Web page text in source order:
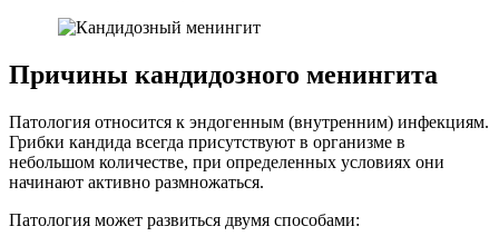
Причины кандидозного менингита
Патология относится к эндогенным (внутренним) инфекциям.
Грибки кандида всегда присутствуют в организме в
небольшом количестве, при определенных условиях они
начинают активно размножаться.
Патология может развиться двумя способами: